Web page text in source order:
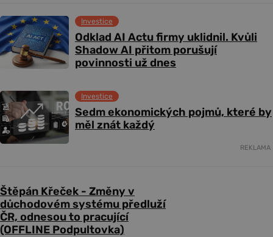
Odklad AI Actu firmy uklidnil. Kvůli
Shadow AI přitom porušují
povinnosti už dnes
Investice
Sedm ekonomických pojmů, které by
měl znát každý
Investice
REKLAMA
Štěpán Křeček - Změny v
důchodovém systému předluží
ČR, odnesou to pracující
(OFFLINE Podpultovka)